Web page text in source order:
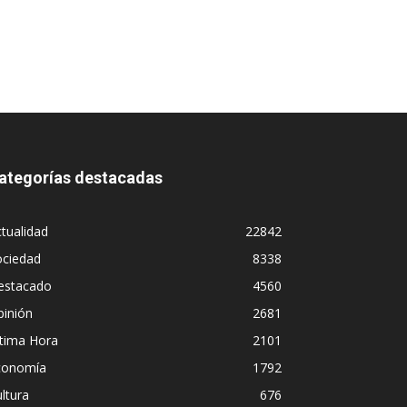
destacadas
22842
8338
4560
2681
Hora
2101
1792
676